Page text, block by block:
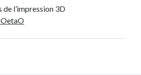
l’impression 3D